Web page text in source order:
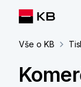
Vše o KB